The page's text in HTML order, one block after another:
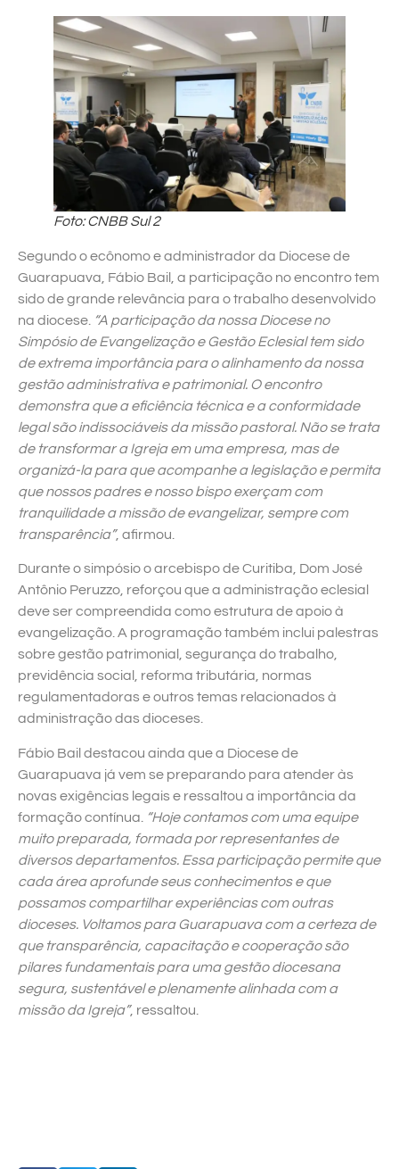
Foto: CNBB Sul 2
Segundo o ecônomo e administrador da Diocese de
Guarapuava, Fábio Bail, a participação no encontro tem
sido de grande relevância para o trabalho desenvolvido
na diocese. “A participação da nossa Diocese no
Simpósio de Evangelização e Gestão Eclesial tem sido
de extrema importância para o alinhamento da nossa
gestão administrativa e patrimonial. O encontro
demonstra que a eficiência técnica e a conformidade
legal são indissociáveis da missão pastoral. Não se trata
de transformar a Igreja em uma empresa, mas de
organizá-la para que acompanhe a legislação e permita
que nossos padres e nosso bispo exerçam com
tranquilidade a missão de evangelizar, sempre com
transparência”, afirmou.
Durante o simpósio o arcebispo de Curitiba, Dom José
Antônio Peruzzo, reforçou que a administração eclesial
deve ser compreendida como estrutura de apoio à
evangelização. A programação também inclui palestras
sobre gestão patrimonial, segurança do trabalho,
previdência social, reforma tributária, normas
regulamentadoras e outros temas relacionados à
administração das dioceses.
Fábio Bail destacou ainda que a Diocese de
Guarapuava já vem se preparando para atender às
novas exigências legais e ressaltou a importância da
formação contínua.
“Hoje contamos com uma equipe
muito preparada, formada por representantes de
diversos departamentos. Essa participação permite que
cada área aprofunde seus conhecimentos e que
possamos compartilhar experiências com outras
dioceses. Voltamos para Guarapuava com a certeza de
que transparência, capacitação e cooperação são
pilares fundamentais para uma gestão diocesana
segura, sustentável e plenamente alinhada com a
missão da Igreja”, ressaltou.